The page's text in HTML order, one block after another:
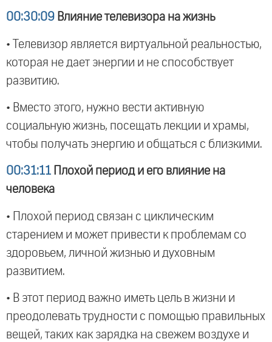
00:30:09 Влияние телевизора на жизнь
• Телевизор является виртуальной реальностью,
которая не дает энергии и не способствует
развитию.
• Вместо этого, нужно вести активную
социальную жизнь, посещать лекции и храмы,
чтобы получать энергию и общаться с близкими.
00:31:11 Плохой период и его влияние на
человека
• Плохой период связан с циклическим
старением и может привести к проблемам со
здоровьем, личной жизнью и духовным
развитием.
• В этот период важно иметь цель в жизни и
преодолевать трудности с помощью правильных
вещей, таких как зарядка на свежем воздухе и